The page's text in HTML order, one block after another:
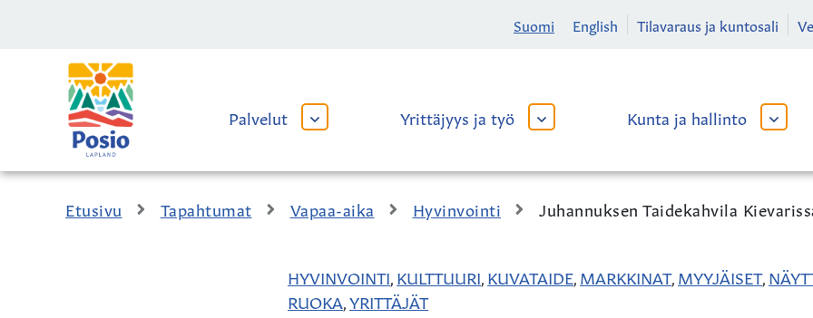
Suomi English Tilavaraus ja kuntosali
Kaupungin
logo
Palvelut
AVAA
ALAVALIKKO
Yrittäjyys ja työ
AVAA
ALAVALIKKO
Kunta ja hallinto
AVAA
Etusivu Tapahtumat Vapaa-aika Hyvinvointi Juhannuksen Taidekahvila
HYVINVOINTI KULTTUURI KUVATAIDE MARKKINAT, MYYJÄISET,
RUOKA YRITTÄJÄT